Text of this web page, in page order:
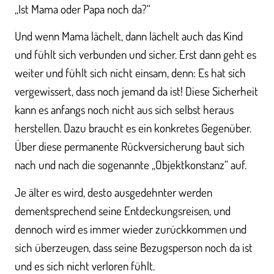
„Ist Mama oder Papa noch da?“
Und wenn Mama lächelt, dann lächelt auch das Kind
und fühlt sich verbunden und sicher. Erst dann geht es
weiter und fühlt sich nicht einsam, denn: Es hat sich
vergewissert, dass noch jemand da ist! Diese Sicherheit
kann es anfangs noch nicht aus sich selbst heraus
herstellen. Dazu braucht es ein konkretes Gegenüber.
Über diese permanente Rückversicherung baut sich
nach und nach die sogenannte „Objektkonstanz“ auf.
Je älter es wird, desto ausgedehnter werden
dementsprechend seine Entdeckungsreisen, und
dennoch wird es immer wieder zurückkommen und
sich überzeugen, dass seine Bezugsperson noch da ist
und es sich nicht verloren fühlt.